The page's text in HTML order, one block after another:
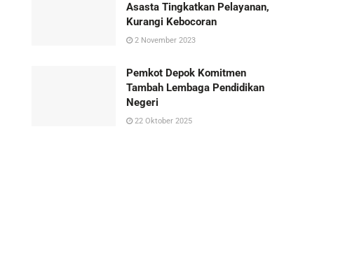
Asasta Tingkatkan Pelayanan,
Kurangi Kebocoran
2 November 2023
Pemkot Depok Komitmen
Tambah Lembaga Pendidikan
Negeri
22 Oktober 2025